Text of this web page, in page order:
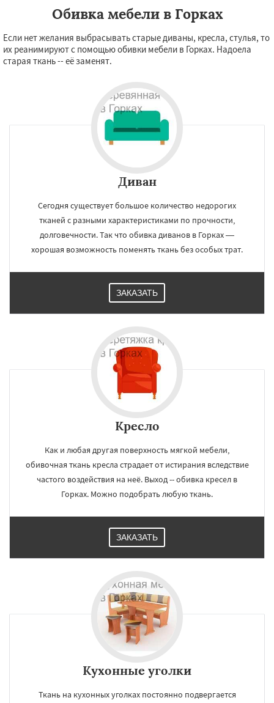
Обивка мебели в Горках
Если нет желания выбрасывать старые диваны, кресла, стулья, то
их реанимируют с помощью обивки мебели в Горках. Надоела
старая ткань -- её заменят.
Диван
Сегодня существует большое количество недорогих
тканей с разными характеристиками по прочности,
долговечности. Так что обивка диванов в Горках —
хорошая возможность поменять ткань без особых трат.
ЗАКАЗАТЬ
Кресло
Как и любая другая поверхность мягкой мебели,
обивочная ткань кресла страдает от истирания вследствие
частого воздействия на неё. Выход -- обивка кресел в
Горках. Можно подобрать любую ткань.
ЗАКАЗАТЬ
Кухонные уголки
Ткань на кухонных уголках постоянно подвергается